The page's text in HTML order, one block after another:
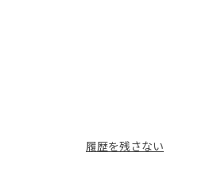
履歴を残さない